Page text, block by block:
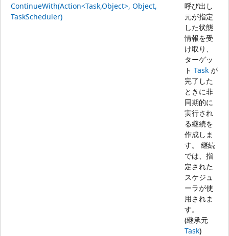
ContinueWith(Action<Task,Object>, Object,
TaskScheduler)
呼び出し
元が指定
した状態
情報を受
け取り、
ターゲッ
ト Task が
完了した
ときに非
同期的に
実行され
る継続を
作成しま
す。 継続
では、指
定された
スケジュ
ーラが使
用されま
す。
(継承元
Task)